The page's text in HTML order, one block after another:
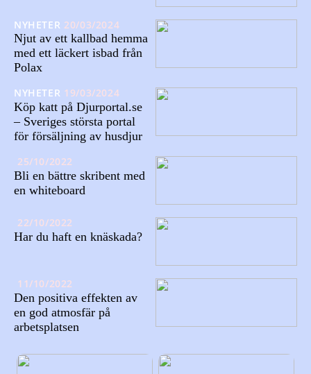
NYHETER 20/03/2024
Njut av ett kallbad hemma
med ett läckert isbad från
Polax
NYHETER 19/03/2024
Köp katt på Djurportal.se
– Sveriges största portal
för försäljning av husdjur
25/10/2022
Bli en bättre skribent med
en whiteboard
22/10/2022
Har du haft en knäskada?
11/10/2022
Den positiva effekten av
en god atmosfär på
arbetsplatsen